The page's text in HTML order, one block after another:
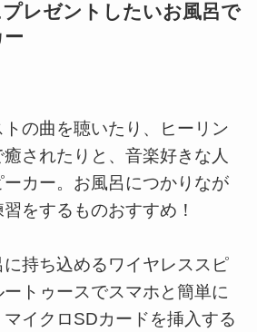
レゼントしたいお風呂で
の曲を聴いたり、ヒーリン
されたりと、音楽好きな人
カー。お風呂につかりなが
をするものおすすめ！
持ち込めるワイヤレススピ
トゥースでスマホと簡単に
イクロSDカードを挿入する